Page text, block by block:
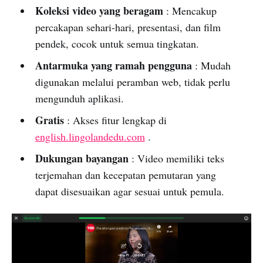
Koleksi video yang beragam : Mencakup
percakapan sehari-hari, presentasi, dan film
pendek, cocok untuk semua tingkatan.
Antarmuka yang ramah pengguna: Mudah
digunakan melalui peramban web, tidak perlu
mengunduh aplikasi.
Gratis: Akses fitur lengkap di
english.lingolandedu.com .
Dukungan bayangan : Video memiliki teks
terjemahan dan kecepatan pemutaran yang
dapat disesuaikan agar sesuai untuk pemula.